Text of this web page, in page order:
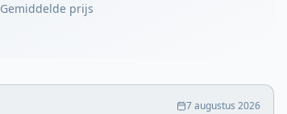
Gemiddelde prijs
7 augustus 2026